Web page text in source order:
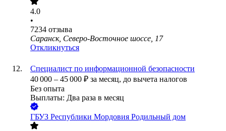
4.0
•
7234 отзыва
Саранск, Северо-Восточное шоссе, 17
Откликнуться
Специалист по информационной безопасности
40 000 – 45 000 ₽ за месяц, до вычета налогов
Без опыта
Выплаты: Два раза в месяц
ГБУЗ Республики Мордовия Родильный дом